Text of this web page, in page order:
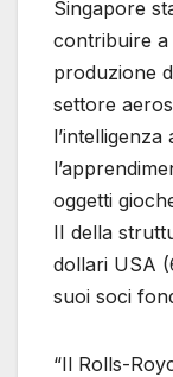
Singapore
contribuire a
produzione
settore
l’intelligenza
oggetti
II della
dollari USA
suoi soci
“Il Rolls-